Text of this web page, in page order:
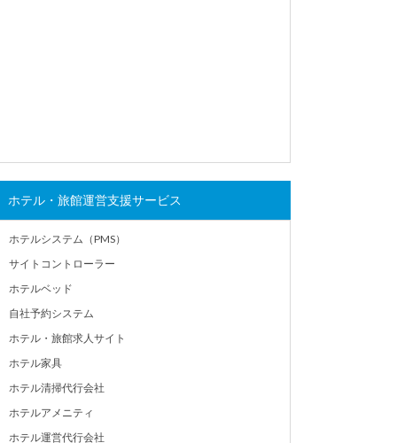
ホテル・旅館運営支援サービス
ホテルシステム（PMS）
サイトコントローラー
ホテルベッド
自社予約システム
ホテル・旅館求人サイト
ホテル家具
ホテル清掃代行会社
ホテルアメニティ
ホテル運営代行会社